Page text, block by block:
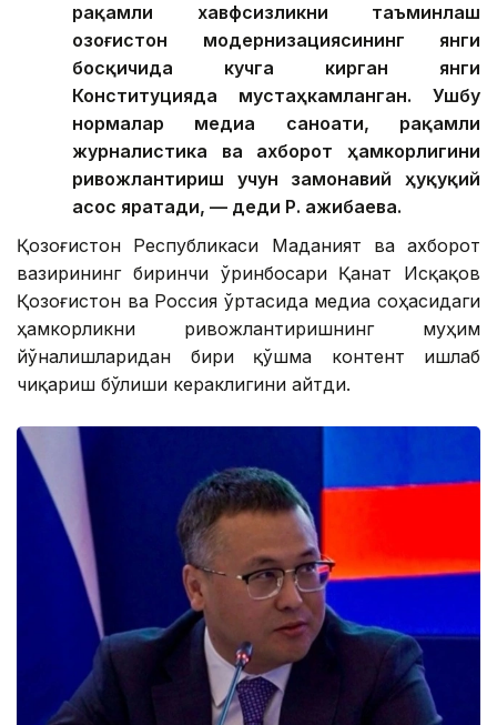
рақамли хавфсизликни таъминлаш
Қозоғистон модернизациясининг янги
босқичида кучга кирган янги
Конституцияда мустаҳкамланган. Ушбу
нормалар медиа саноати, рақамли
журналистика ва ахборот ҳамкорлигини
ривожлантириш учун замонавий ҳуқуқий
асос яратади, — деди Р. Қажибаева.
Қозоғистон Республикаси Маданият ва ахборот
вазирининг биринчи ўринбосари Қанат Исқақов
Қозоғистон ва Россия ўртасида медиа соҳасидаги
ҳамкорликни ривожлантиришнинг муҳим
йўналишларидан бири қўшма контент ишлаб
чиқариш бўлиши кераклигини айтди.